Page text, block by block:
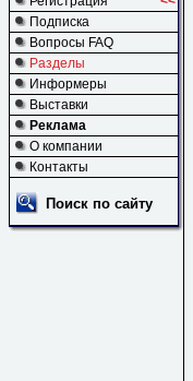
Подписка
Вопросы FAQ
Разделы
Информеры
Выставки
Реклама
О компании
Контакты
Поиск по сайту